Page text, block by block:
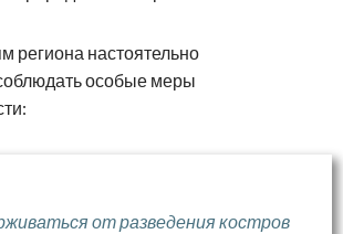
региона настоятельно
особые меры
от разведения костров